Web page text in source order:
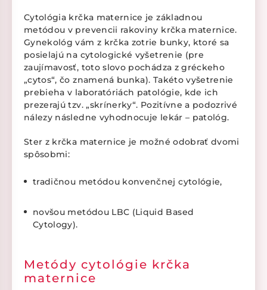
Cytológia krčka maternice je základnou
metódou v prevencii rakoviny krčka maternice.
Gynekológ vám z krčka zotrie bunky, ktoré sa
posielajú na cytologické vyšetrenie (pre
zaujímavosť, toto slovo pochádza z gréckeho
„cytos“, čo znamená bunka). Takéto vyšetrenie
prebieha v laboratóriách patológie, kde ich
prezerajú tzv. „skrínerky“. Pozitívne a podozrivé
nálezy následne vyhodnocuje lekár – patológ.
Ster z krčka maternice je možné odobrať dvomi
spôsobmi:
tradičnou metódou konvenčnej cytológie,
novšou metódou LBC (Liquid Based
Cytology).
Metódy cytológie krčka
maternice